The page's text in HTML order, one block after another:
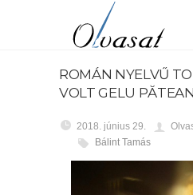
ROMÁN NYELVŰ
VOLT GELU
2018. június 29.
Bálint Tamás